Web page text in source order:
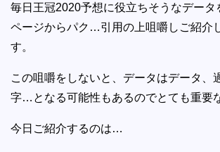
毎日王冠2020予想に役立ちそうなデータ
ページからパク…引用の上咀嚼しご紹介
す。
この咀嚼をしないと、データはデータ、
字…となる可能性もあるのでとても重要
今日ご紹介するのは…